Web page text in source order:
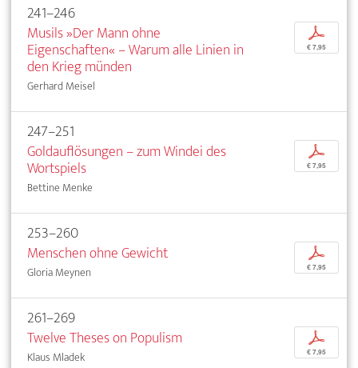
241–246
Musils »Der Mann ohne
Eigenschaften« – Warum alle Linien in
den Krieg münden
Gerhard Meisel
p
€ 7,95
247–251
Goldauflösungen – zum Windei des
Wortspiels
Bettine Menke
p
€ 7,95
253–260
Menschen ohne Gewicht
Gloria Meynen
p
€ 7,95
261–269
Twelve Theses on Populism
Klaus Mladek
p
€ 7,95